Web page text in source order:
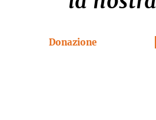
Donazione